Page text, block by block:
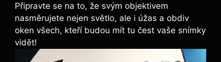
‌Připravte se na‍ to, že svým objektivem
nasměrujete nejen světlo, ale i úžas a obdiv
oken všech, kteří budou mít tu čest vaše snímky
⁣vidět!